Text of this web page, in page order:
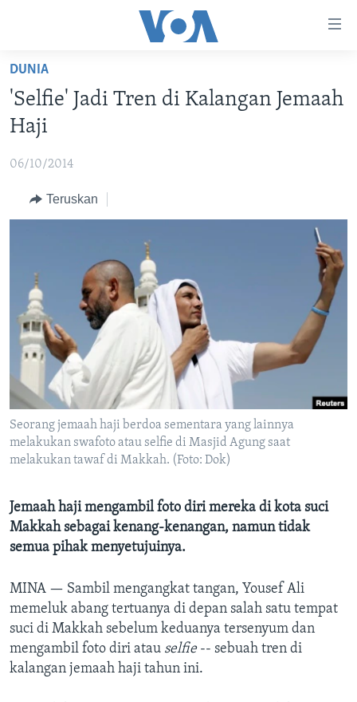
Akses
Lanjut
Konten
Lanjut
Pencarian
BERANDA
VIDEO
POLYGRAPH
DAFTAR PROGRAM
IKUTI KAMI
Bahasa-bahasa
DUNIA
'Selfie' Jadi Tren di Kalangan Jemaah
Haji
06/10/2014
Teruskan
Seorang jemaah haji berdoa sementara yang lainnya
melakukan swafoto atau selfie di Masjid Agung saat
melakukan tawaf di Makkah. (Foto: Dok)
Jemaah haji mengambil foto diri mereka di kota suci
Makkah sebagai kenang-kenangan, namun tidak
semua pihak menyetujuinya.
MINA — Sambil mengangkat tangan, Yousef Ali
memeluk abang tertuanya di depan salah satu tempat
suci di Makkah sebelum keduanya tersenyum dan
mengambil foto diri atau selfie-- sebuah tren di
kalangan jemaah haji tahun ini.